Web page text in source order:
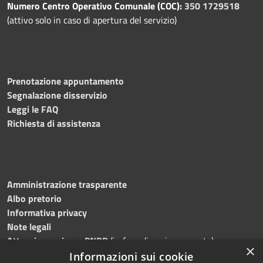
Numero Centro Operativo Comunale (COC): 350 1729518
(attivo solo in caso di apertura del servizio)
Prenotazione appuntamento
Segnalazione disservizio
Leggi le FAQ
Richiesta di assistenza
Amministrazione trasparente
Albo pretorio
Informativa privacy
Note legali
Attuazione misure PNRR (in fase di aggiornamento)
Dichiarazione di accessibilità
×
Informazioni sui cookie